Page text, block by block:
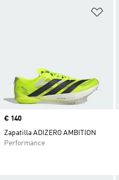
Precio
€ 140
Zapatilla ADIZERO AMBITION
Performance